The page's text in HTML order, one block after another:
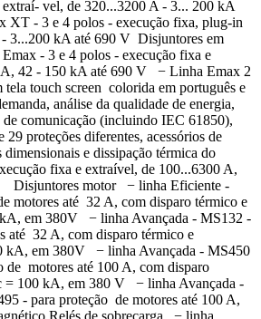
vel, de 320...3200 A - 3... 200 kA
- 3 e 4 polos - execução fixa, plug-in
3...200 kA até 690 V Disjuntores em
- 3 e 4 polos - execução fixa e
A, 42 - 150 kA até 690 V − Linha Emax 2
touch screen colorida em português e
análise da qualidade de energia,
de comunicação (incluindo IEC 61850),
29 proteções diferentes, acessórios de
e dissipação térmica do
fixa e extraível, de 100...6300 A,
Disjuntores motor − linha Eficiente -
motores até 32 A, com disparo térmico e
em 380V − linha Avançada - MS132 -
até 32 A, com disparo térmico e
kA, em 380V − linha Avançada - MS450
de motores até 100 A, com disparo
= 100 kA, em 380 V − linha Avançada -
- para proteção de motores até 100 A,